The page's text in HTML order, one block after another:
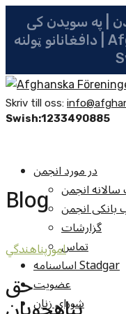
| په سویدن کی
دافغانانو ټولنه | Afghanska Föreningen i
Skriv till oss:
Swish:1233490885
در مورد انجمن
انجمن
گزارشات
تماس
اساسنامه Stadgar
عضویت
شوراي زنان
Blog
امورپناهندگي
حق